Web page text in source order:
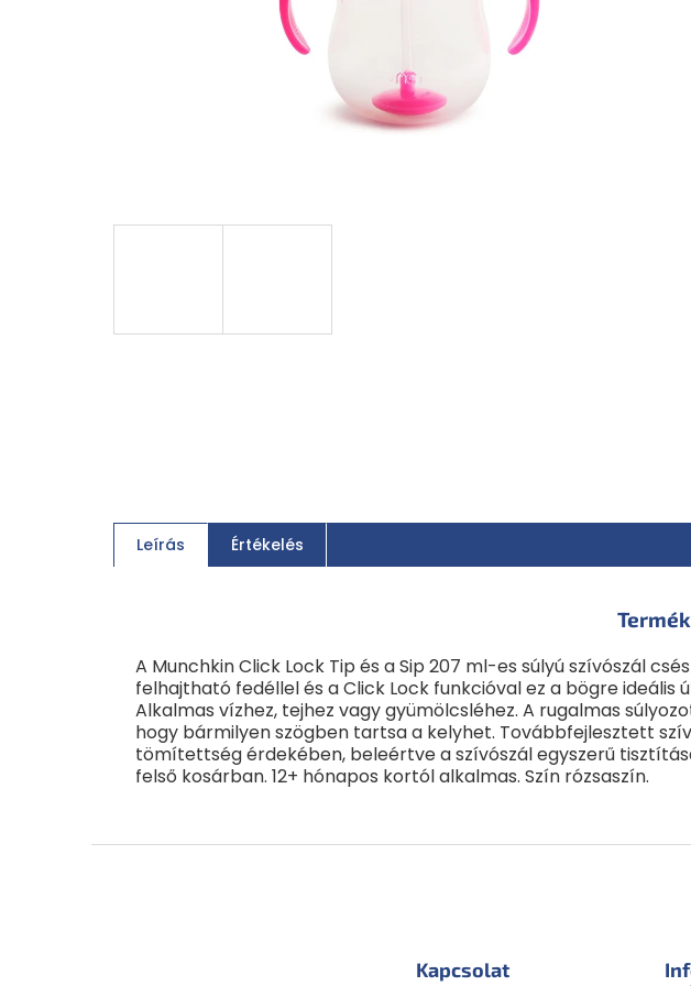
Leírás Értékelés
A Munchkin Click Lock Tip és a Sip 207 ml-es súlyú szívószál
felhajtható fedéllel és a Click Lock funkcióval ez a bögre
Alkalmas vízhez, tejhez vagy gyümölcsléhez. A rugalmas
hogy bármilyen szögben tartsa a kelyhet. Továbbfejlesztett
tömítettség érdekében, beleértve a szívószál egyszerű
felső kosárban. 12+ hónapos kortól alkalmas. Szín rózsaszín.
Kapcsolat